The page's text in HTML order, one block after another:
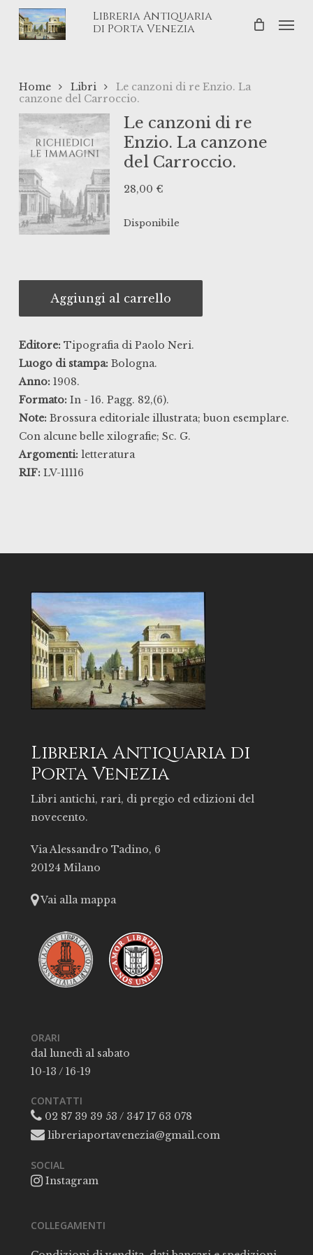
Skip
Libreria Antiquaria
di Porta Venezia
Home Libri
Le canzoni di re Enzio. La
canzone del Carroccio.
Le canzoni di re
Enzio. La canzone
del Carroccio.
28,00 €
Disponibile
Aggiungi al carrello
Editore: Tipografia di Paolo Neri.
Luogo di stampa: Bologna.
Anno: 1908.
Formato: In - 16. Pagg. 82,(6).
Note: Brossura editoriale illustrata; buon esemplare.
Con alcune belle xilografie; Sc. G.
Argomenti: letteratura
RIF: LV-11116
Libreria Antiquaria di
Porta Venezia
Libri antichi, rari, di pregio ed edizioni del
novecento.
Via Alessandro Tadino, 6
20124 Milano
Vai alla mappa
ORARI
dal lunedì al sabato
10-13 / 16-19
CONTATTI
02 87 39 39 53 / 347 17 63 078
libreriaportavenezia@gmail.com
SOCIAL
Instagram
COLLEGAMENTI